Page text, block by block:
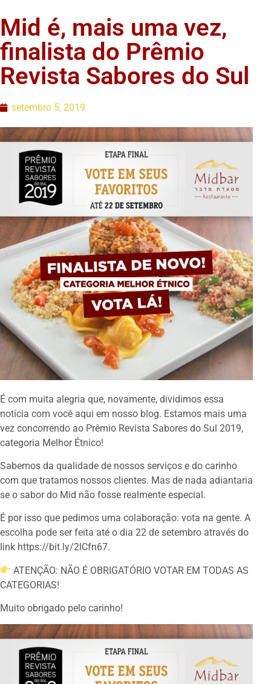
Mid é, mais uma vez,
finalista do Prêmio
Revista Sabores do Sul
setembro 5, 2019
É com muita alegria que, novamente, dividimos essa
notícia com você aqui em nosso blog. Estamos mais uma
vez concorrendo ao Prêmio Revista Sabores do Sul 2019,
categoria Melhor Étnico!
Sabemos da qualidade de nossos serviços e do carinho
com que tratamos nossos clientes. Mas de nada adiantaria
se o sabor do Mid não fosse realmente especial.
É por isso que pedimos uma colaboração: vota na gente. A
escolha pode ser feita até o dia 22 de setembro através do
link https://bit.ly/2lCfn67.
ATENÇÃO: NÃO É OBRIGATÓRIO VOTAR EM TODAS AS
CATEGORIAS!
Muito obrigado pelo carinho!